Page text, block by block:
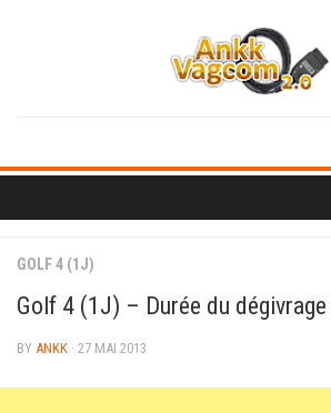
GOLF 4 (1J)
Golf 4 (1J) – Durée du
BY ANKK · 27 MAI 2013